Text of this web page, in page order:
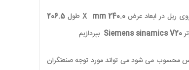
ریل در ابعاد عرض 240.0 mm
X طول 206.5
Siemens sinamics V20 بپردازیم…
زیمنس محسوب می شود می تواند مورد توجه صنعتگران